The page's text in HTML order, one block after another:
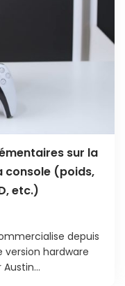
sur la
console (poids,
etc.)
depuis
version hardware